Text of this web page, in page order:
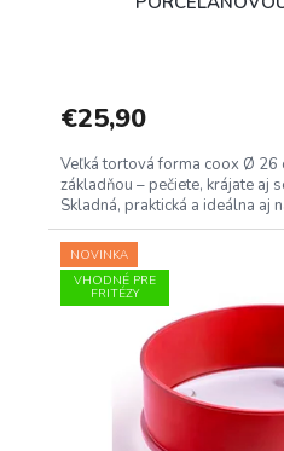
€25,90
Veľká tortová forma coox Ø 26
základňou – pečiete, krájate aj
Skladná, praktická a ideálna aj
NOVINKA
VHODNÉ PRE
FRITÉZY